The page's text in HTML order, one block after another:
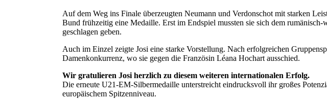
Auf dem Weg ins Finale überzeugten Neumann und Verdonschot mit starken
Bund frühzeitig eine Medaille. Erst im Endspiel mussten sie sich dem
geschlagen geben.
Auch im Einzel zeigte Josi eine starke Vorstellung. Nach erfolgreichen
Damenkonkurrenz, wo sie gegen die Französin Léana Hochart ausschied.
Wir gratulieren Josi herzlich zu diesem weiteren internationalen Erfolg.
Die erneute U21-EM-Silbermedaille unterstreicht eindrucksvoll ihr großes
europäischem Spitzenniveau.